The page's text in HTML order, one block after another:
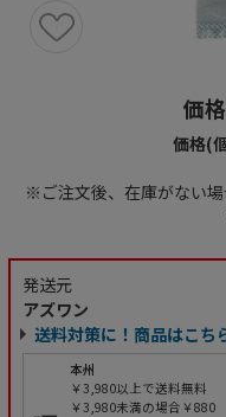
価格
価格(
※ご注文後、在庫がない
発送元
アズワン
送料対策に！商品はこち
本州
￥3,980以上で送料無料
￥3,980未満の場合￥880